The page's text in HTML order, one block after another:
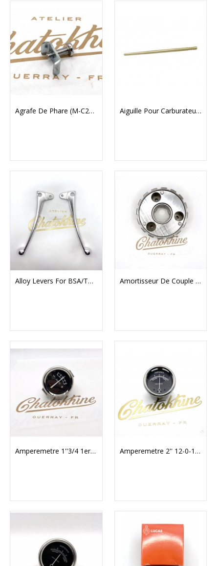
Agrafe De Phare (M-C27A) Aiguille Pour Carburateur Amal 4 Temps (90395)
Alloy Levers For BSA/TRIUMPH/NORTON 1971 On (83049/50) Amortisseur De Couple Embrayage Complet
Amperemetre 1''3/4 1er Prix (V-AM007) Amperemetre 2'' 12-0-12 Lucas Replica (V-AM005)